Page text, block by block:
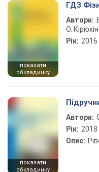
показати
обкладинку
ГДЗ
Автори:
О.
Рік: 2016
показати
обкладинку
Автори:
Рік: 2018
Опис: